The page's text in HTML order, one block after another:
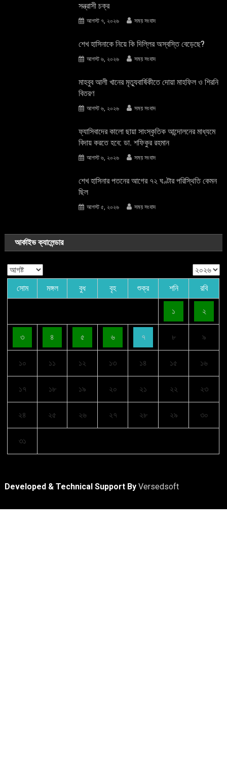
সন্ত্রাসী চক্র
আগস্ট ৭, ২০২৬ সময় সংবাদ
শেখ হাসিনাকে নিয়ে কি দিল্লির অস্বস্তি বেড়েছে?
আগস্ট ৬, ২০২৬ সময় সংবাদ
মাহবুব আলী খানের মৃত্যুবার্ষিকীতে দোয়া মাহফিল ও শিরনি
বিতরণ
আগস্ট ৬, ২০২৬ সময় সংবাদ
ফ্যাসিবাদের কালো ছায়া সাংস্কৃতিক আন্দােলনের মাধ্যমে
বিদায় করতে হবে: ডা. শফিকুর রহমান
আগস্ট ৬, ২০২৬ সময় সংবাদ
শেখ হাসিনার পতনের আগের ৭২ ঘণ্টার পরিস্থিতি কেমন
ছিল
আগস্ট ৫, ২০২৬ সময় সংবাদ
আর্কাইভ ক্যালেন্ডার
সোম মঙ্গল বুধ বৃহ শুক্র শনি রবি
১ ২
৩ ৪ ৫ ৬ ৭ ৮ ৯
১০ ১১ ১২ ১৩ ১৪ ১৫ ১৬
১৭ ১৮ ১৯ ২০ ২১ ২২ ২৩
২৪ ২৫ ২৬ ২৭ ২৮ ২৯ ৩০
৩১
Developed & Technical Support ByVersedsoft